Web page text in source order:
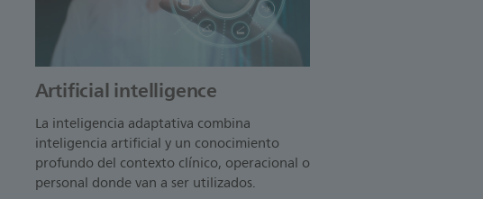
Artificial intelligence
La inteligencia adaptativa combina
inteligencia artificial y un conocimiento
profundo del contexto clínico, operacional o
personal donde van a ser utilizados.